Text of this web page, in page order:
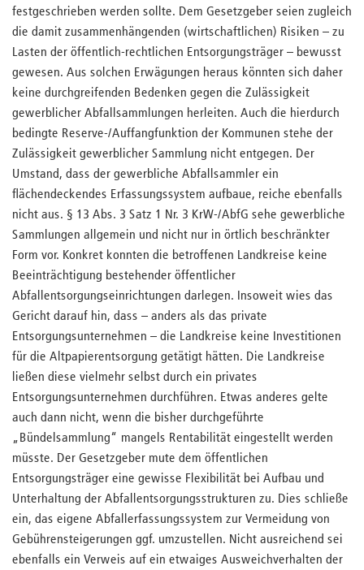
festgeschrieben werden sollte. Dem Gesetzgeber seien zugleich
die damit zusammenhängenden (wirtschaftlichen) Risiken – zu
Lasten der öffentlich-rechtlichen Entsorgungsträger – bewusst
gewesen. Aus solchen Erwägungen heraus könnten sich daher
keine durchgreifenden Bedenken gegen die Zulässigkeit
gewerblicher Abfallsammlungen herleiten. Auch die hierdurch
bedingte Reserve-/Auffangfunktion der Kommunen stehe der
Zulässigkeit gewerblicher Sammlung nicht entgegen. Der
Umstand, dass der gewerbliche Abfallsammler ein
flächendeckendes Erfassungssystem aufbaue, reiche ebenfalls
nicht aus. § 13 Abs. 3 Satz 1 Nr. 3 KrW-/AbfG sehe gewerbliche
Sammlungen allgemein und nicht nur in örtlich beschränkter
Form vor. Konkret konnten die betroffenen Landkreise keine
Beeinträchtigung bestehender öffentlicher
Abfallentsorgungseinrichtungen darlegen. Insoweit wies das
Gericht darauf hin, dass – anders als das private
Entsorgungsunternehmen – die Landkreise keine Investitionen
für die Altpapierentsorgung getätigt hätten. Die Landkreise
ließen diese vielmehr selbst durch ein privates
Entsorgungsunternehmen durchführen. Etwas anderes gelte
auch dann nicht, wenn die bisher durchgeführte
„Bündelsammlung“ mangels Rentabilität eingestellt werden
müsste. Der Gesetzgeber mute dem öffentlichen
Entsorgungsträger eine gewisse Flexibilität bei Aufbau und
Unterhaltung der Abfallentsorgungsstrukturen zu. Dies schließe
ein, das eigene Abfallerfassungssystem zur Vermeidung von
Gebührensteigerungen ggf. umzustellen. Nicht ausreichend sei
ebenfalls ein Verweis auf ein etwaiges Ausweichverhalten der